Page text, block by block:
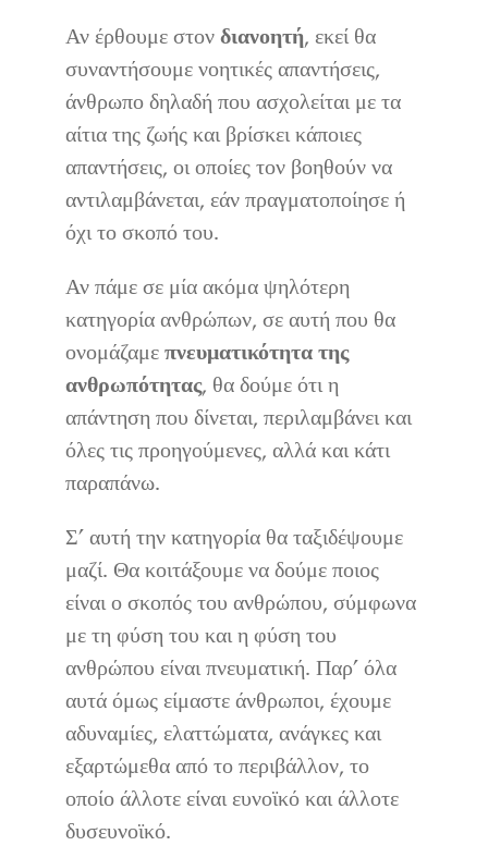
Αν έρθουμε στονδιανοητή, εκεί θα
συναντήσουμε νοητικές απαντήσεις,
άνθρωπο δηλαδή που ασχολείται με τα
αίτια της ζωής και βρίσκει κάποιες
απαντήσεις, οι οποίες τον βοηθούν να
αντιλαμβάνεται, εάν πραγματοποίησε ή
όχι το σκοπό του.
Αν πάμε σε μία ακόμα ψηλότερη
κατηγορία ανθρώπων, σε αυτή που θα
ονομάζαμεπνευματικότητα της
ανθρωπότητας, θα δούμε ότι η
απάντηση που δίνεται, περιλαμβάνει και
όλες τις προηγούμενες, αλλά και κάτι
παραπάνω.
Σ’ αυτή την κατηγορία θα ταξιδέψουμε
μαζί. Θα κοιτάξουμε να δούμε ποιος
είναι ο σκοπός του ανθρώπου, σύμφωνα
με τη φύση του και η φύση του
ανθρώπου είναι πνευματική. Παρ’ όλα
αυτά όμως είμαστε άνθρωποι, έχουμε
αδυναμίες, ελαττώματα, ανάγκες και
εξαρτώμεθα από το περιβάλλον, το
οποίο άλλοτε είναι ευνοϊκό και άλλοτε
δυσευνοϊκό.